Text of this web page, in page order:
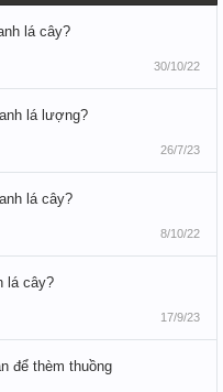
lá cây?
30/10/22
lá lượng?
26/7/23
lá cây?
8/10/22
lá cây?
17/9/23
để thèm thuồng